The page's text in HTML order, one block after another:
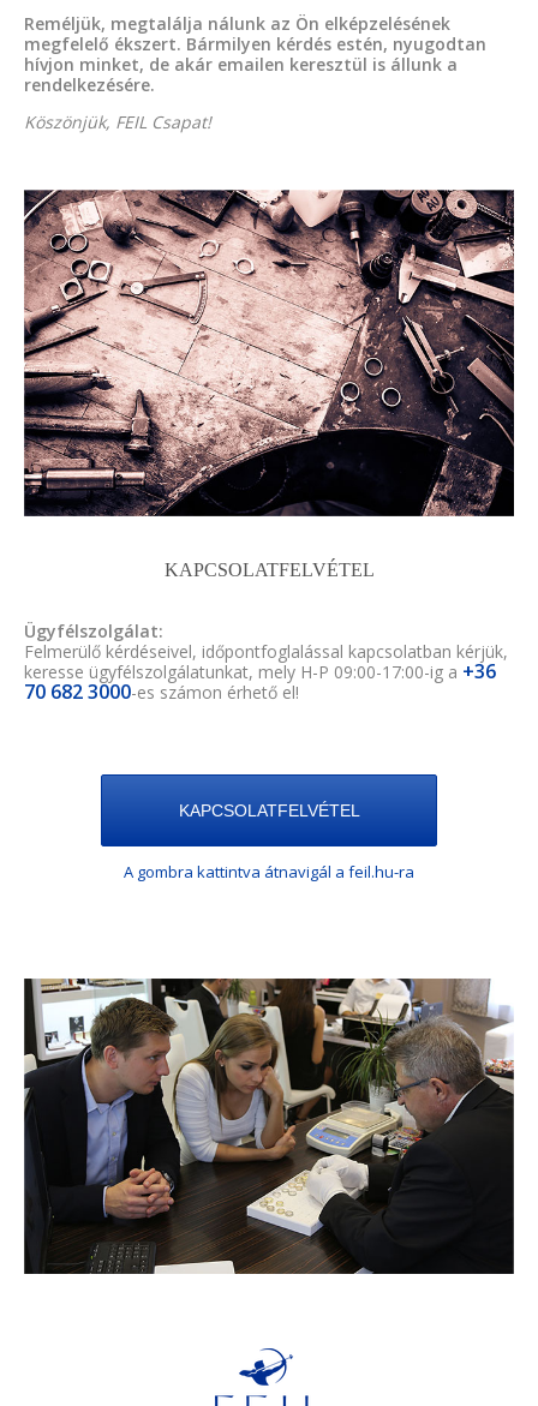
Reméljük, megtalálja nálunk az Ön elképzelésének
megfelelő ékszert. Bármilyen kérdés estén, nyugodtan
hívjon minket, de akár emailen keresztül is állunk a
rendelkezésére.
Köszönjük, FEIL Csapat!
KAPCSOLATFELVÉTEL
Ügyfélszolgálat:
Felmerülő kérdéseivel, időpontfoglalással kapcsolatban kérjük,
keresse ügyfélszolgálatunkat, mely H-P 09:00-17:00-ig a +36
70 682 3000-es számon érhető el!
KAPCSOLATFELVÉTEL
A gombra kattintva átnavigál a feil.hu-ra